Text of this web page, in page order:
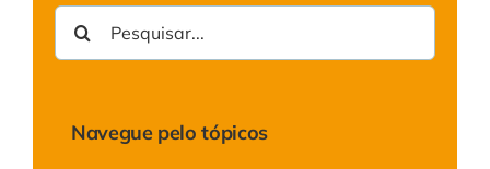
Buscar
resultados
para:
Navegue pelo tópicos